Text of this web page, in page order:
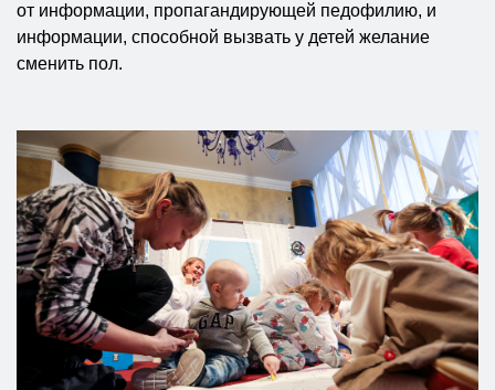
от информации, пропагандирующей педофилию, и
информации, способной вызвать у детей желание
сменить пол.